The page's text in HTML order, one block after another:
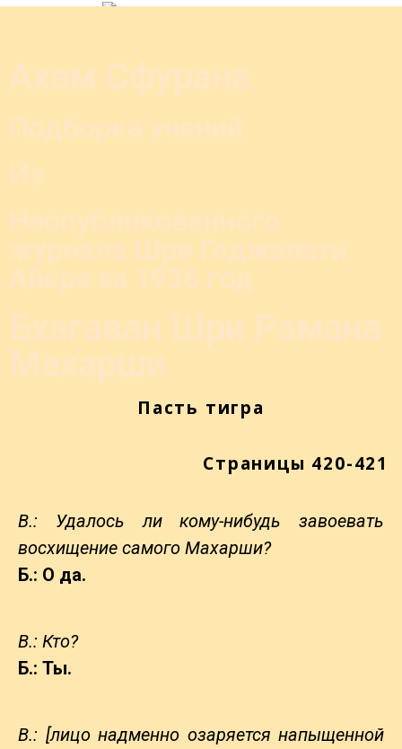
Пасть тигра
Страницы 420-421
В.: Удалось ли кому-нибудь завоевать
восхищение самого Махарши?
Б.: О да.
В.: Кто?
Б.: Ты.
В.: [лицо надменно озаряется напыщенной